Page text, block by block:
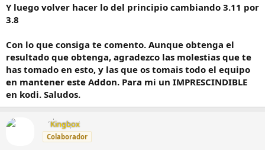
Y luego volver hacer lo del principio cambiando 3.11 por
3.8
Con lo que consiga te comento. Aunque obtenga el
resultado que obtenga, agradezco las molestias que te
has tomado en esto, y las que os tomais todo el equipo
en mantener este Addon. Para mi un IMPRESCINDIBLE
en kodi. Saludos.
Kingbox
Colaborador